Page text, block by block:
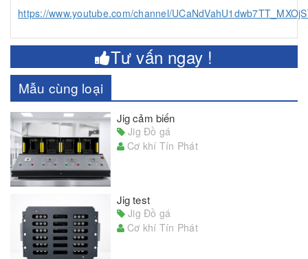
https://www.youtube.com/channel/
Tư vấn ngay !
Mẫu cùng loại
Jig cảm biến
Jig Đồ gá
Cơ khí Tín Phát
Jig test
Jig Đồ gá
Cơ khí Tín Phát